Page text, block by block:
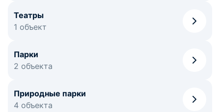
Театры
1 объект
Парки
2 объекта
Природные парки
4 объекта